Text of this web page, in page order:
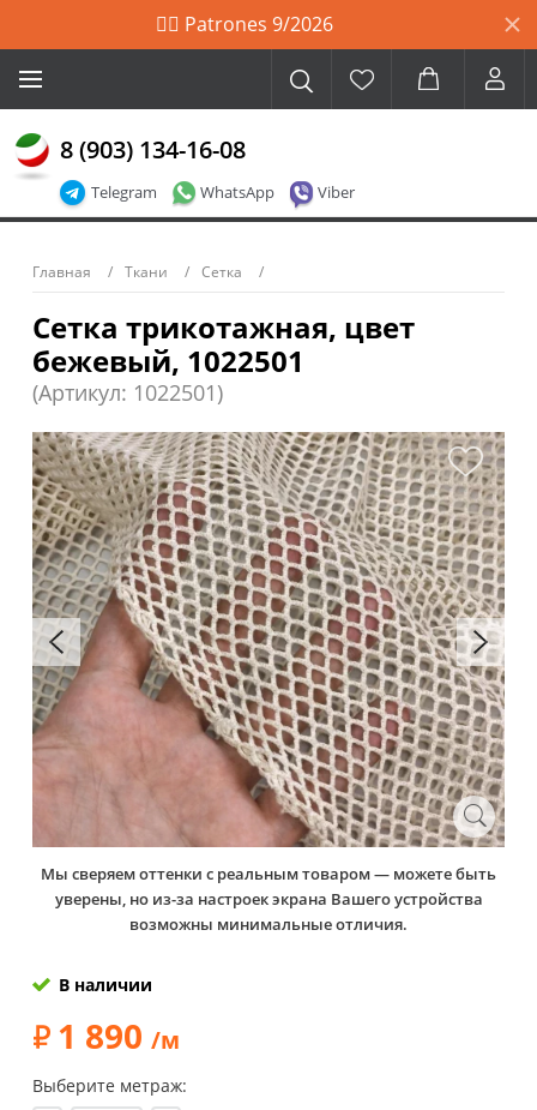
🙋‍♀️ Patrones 9/2026
Telegram WhatsApp Viber
8 (903) 134-16-08
Главная Ткани Сетка
Сетка трикотажная, цвет
бежевый, 1022501
(Артикул: 1022501)
Мы сверяем оттенки с реальным товаром — можете быть
уверены, но из-за настроек экрана Вашего устройства
возможны минимальные отличия.
В наличии
1 890 /м
Выберите метраж: